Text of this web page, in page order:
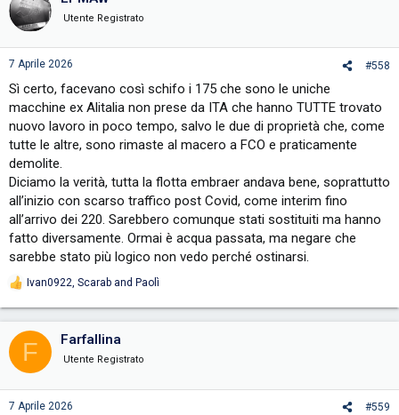
Utente Registrato
7 Aprile 2026 #558
Sì certo, facevano così schifo i 175 che sono le uniche
macchine ex Alitalia non prese da ITA che hanno TUTTE trovato
nuovo lavoro in poco tempo, salvo le due di proprietà che, come
tutte le altre, sono rimaste al macero a FCO e praticamente
demolite.
Diciamo la verità, tutta la flotta embraer andava bene, soprattutto
all’inizio con scarso traffico post Covid, come interim fino
all’arrivo dei 220. Sarebbero comunque stati sostituiti ma hanno
fatto diversamente. Ormai è acqua passata, ma negare che
sarebbe stato più logico non vedo perché ostinarsi.
R
t
i
n
s
Ivan0922, Scarab and Paolì
F Farfallina
Utente Registrato
7 Aprile 2026 #559